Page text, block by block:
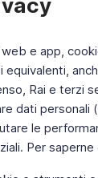
e app,
Rai e terzi
dati
le
Per saperne